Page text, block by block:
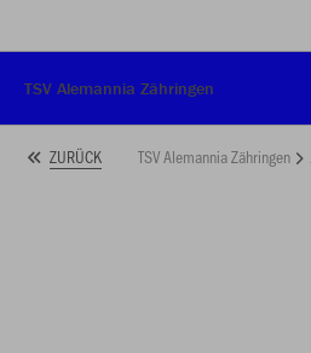
TSV Alemannia Zähringen
ZURÜCK TSV Alemannia Zähringen